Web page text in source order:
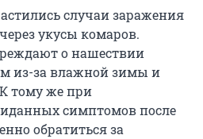
случаи заражения
укусы комаров.
о нашествии
из-за влажной зимы и
тому же при
симптомов после
обратиться за